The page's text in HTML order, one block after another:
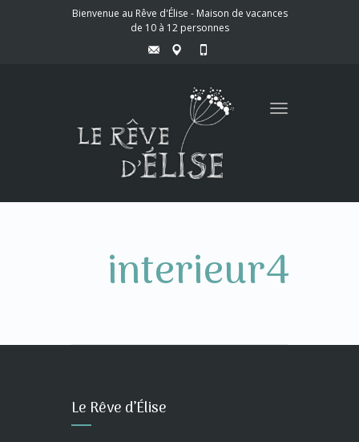
Bienvenue au Rêve d'Élise - Maison de vacances
de 10 à 12 personnes
Toggle
interieur4
Le Rêve d’Élise